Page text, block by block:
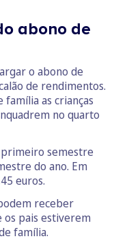
abono de
o abono de
de rendimentos.
as crianças
no quarto
primeiro semestre
do ano. Em
euros.
receber
os pais estiverem
família.